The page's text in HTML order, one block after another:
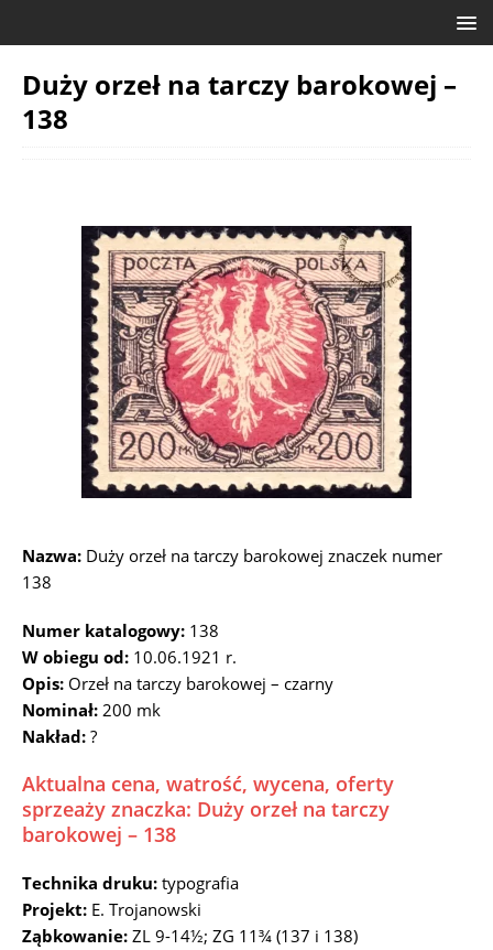
Duży orzeł na tarczy barokowej –
138
Nazwa: Duży orzeł na tarczy barokowej znaczek numer
138
Numer katalogowy: 138
W obiegu od: 10.06.1921 r.
Opis: Orzeł na tarczy barokowej – czarny
Nominał: 200 mk
Nakład: ?
Aktualna cena, watrość, wycena, oferty
sprzeaży znaczka: Duży orzeł na tarczy
barokowej – 138
Technika druku: typografia
Projekt: E. Trojanowski
Ząbkowanie: ZL 9-14½; ZG 11¾ (137 i 138)